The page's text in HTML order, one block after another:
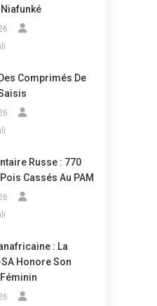
Niafunké
Comprimés De
Russe : 770
Cassés Au PAM
: La
SA Honore Son